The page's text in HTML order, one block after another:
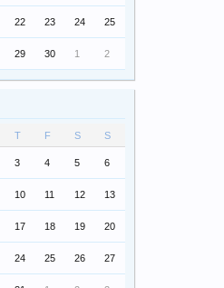
22 23 24 25
29 30 1 2
T F S S
3 4 5 6
10 11 12 13
17 18 19 20
24 25 26 27